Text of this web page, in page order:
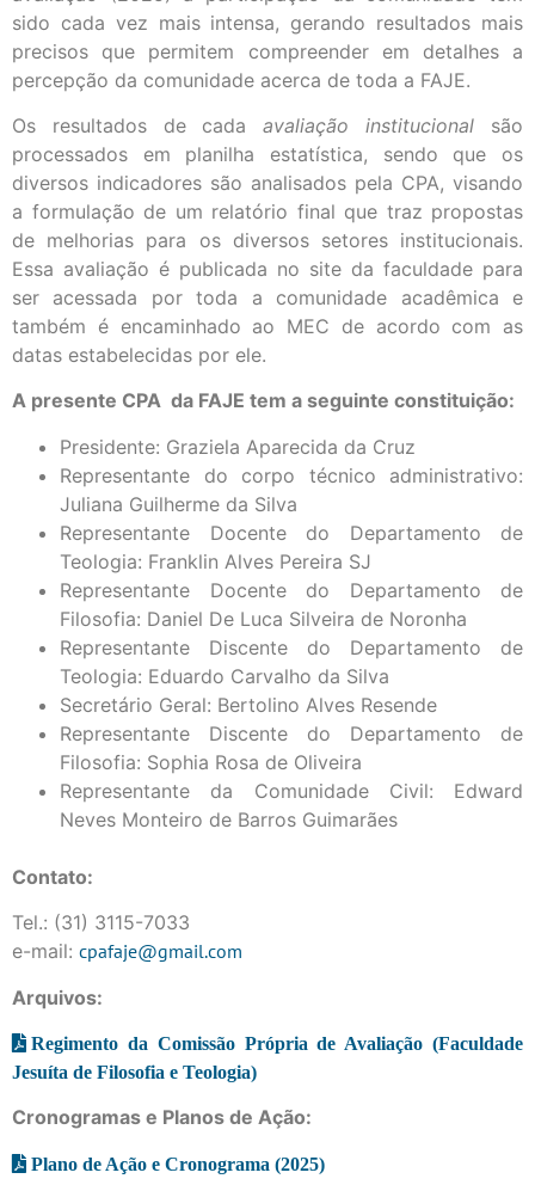
sido cada vez mais intensa, gerando resultados mais
precisos que permitem compreender em detalhes a
percepção da comunidade acerca de toda a FAJE.
Os resultados de cadaavaliação institucional são
processados em planilha estatística, sendo que os
diversos indicadores são analisados pela CPA, visando
a formulação de um relatório final que traz propostas
de melhorias para os diversos setores institucionais.
Essa avaliação é publicada no site da faculdade para
ser acessada por toda a comunidade acadêmica e
também é encaminhado ao MEC de acordo com as
datas estabelecidas por ele.
A presente CPA da FAJE tem a seguinte constituição:
Presidente: Graziela Aparecida da Cruz
Representante do corpo técnico administrativo:
Juliana Guilherme da Silva
Representante Docente do Departamento de
Teologia: Franklin Alves Pereira SJ
Representante Docente do Departamento de
Filosofia: Daniel De Luca Silveira de Noronha
Representante Discente do Departamento de
Teologia: Eduardo Carvalho da Silva
Secretário Geral: Bertolino Alves Resende
Representante Discente do Departamento de
Filosofia: Sophia Rosa de Oliveira
Representante da Comunidade Civil: Edward
Neves Monteiro de Barros Guimarães
Contato:
Tel.: (31) 3115-7033
e-mail: cpafaje@gmail.com
Arquivos:
Regimento da Comissão Própria de Avaliação (Faculdade
Jesuíta de Filosofia e Teologia)
Cronogramas e Planos de Ação:
Plano de Ação e Cronograma (2025)